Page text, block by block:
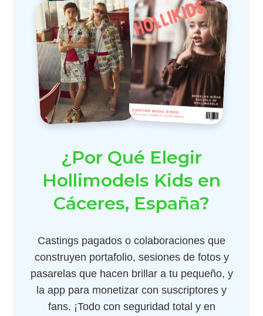
¿Por Qué Elegir
Hollimodels Kids en
Cáceres, España?
Castings pagados o colaboraciones que
construyen portafolio, sesiones de fotos y
pasarelas que hacen brillar a tu pequeño, y
la app para monetizar con suscriptores y
fans. ¡Todo con seguridad total y en